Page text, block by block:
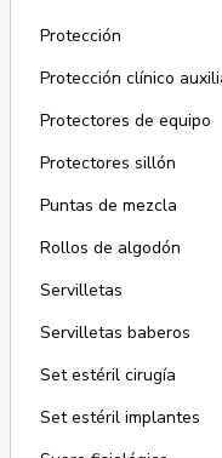
Protección
Protección clínico
Protectores de equipo
Protectores sillón
Puntas de mezcla
Rollos de algodón
Servilletas
Servilletas baberos
Set estéril cirugía
Set estéril implantes